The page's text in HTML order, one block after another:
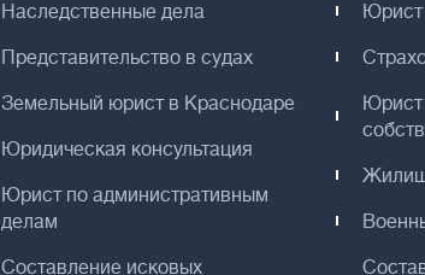
Наследственные дела
Представительство в судах
Земельный юрист в Краснодаре
Юридическая консультация
Юрист по административным
делам
Составление исковых
Юрист
Юрист